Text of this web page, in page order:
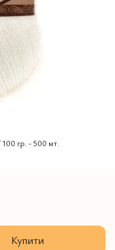
гр. - 500 мт.
Купити